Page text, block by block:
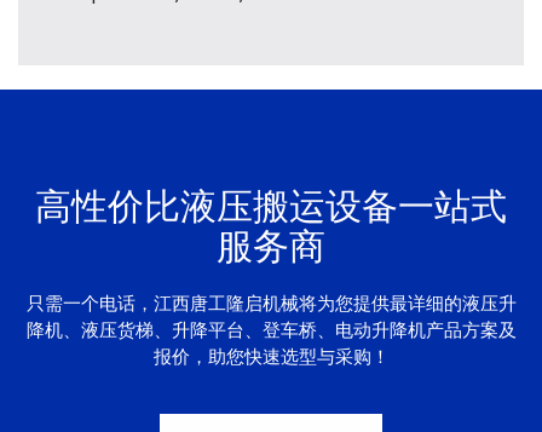
高性价比液压搬运设备一站式
服务商
只需一个电话，江西唐工隆启机械将为您提供最详细的液压升
降机、液压货梯、升降平台、登车桥、电动升降机产品方案及
报价，助您快速选型与采购！